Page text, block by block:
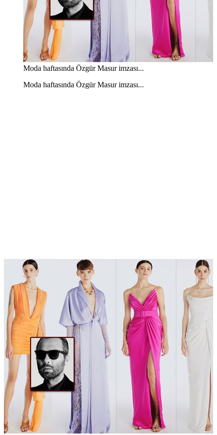
Moda haftasında Özgür Masur imzası...
Moda haftasında Özgür Masur imzası...